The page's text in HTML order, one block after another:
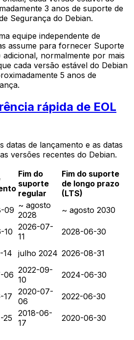
3 anos de suporte de
Segurança do Debian.
equipe independente de
assume para fornecer Suporte
normalmente por mais
cada versão estável do Debian
5 anos de
rápida de EOL
datas de lançamento e as datas
versões recentes do Debian.
Fim do
suporte
regular
Fim do suporte
de longo prazo
(LTS)
09 ~ agosto
2028
~ agosto 2030
10 2026-07-
11
2028-06-30
14 julho 2024 2026-08-31
06 2022-09-
10
2024-06-30
17
2020-07-
06
2022-06-30
25
2018-06-
17
2020-06-30